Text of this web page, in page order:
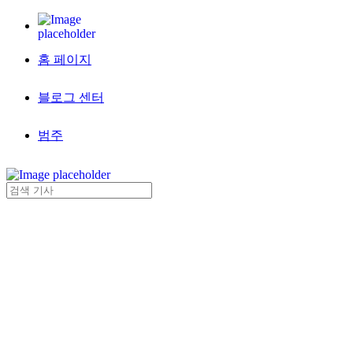
홈 페이지
블로그 센터
범주